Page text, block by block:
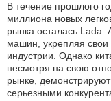
В течение прошлого
миллиона новых
рынка осталась Lada.
машин, укрепляя свои
индустрии. Однако
несмотря на свою
рынке,
серьезными